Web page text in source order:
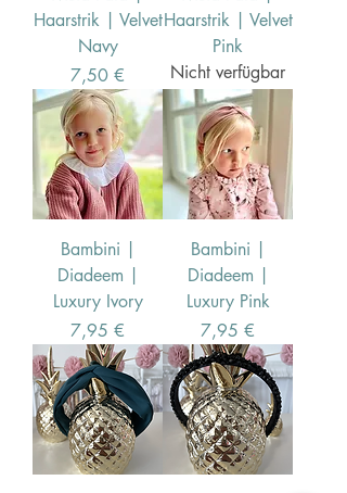
Haarstrik | Velvet
Navy
Preis
7,50 €
Haarstrik | Velvet
Pink
Nicht verfügbar
Bambini |
Diadeem |
Luxury Ivory
Preis
7,95 €
Bambini |
Diadeem |
Luxury Pink
Preis
7,95 €